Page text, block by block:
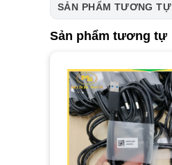
SẢN PHẨM TƯƠNG TỰ
Sản phẩm tương tự